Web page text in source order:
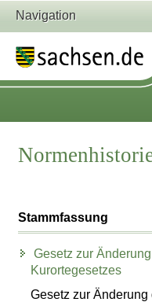
Navigation
Stammfassung
Gesetz zur
Kurortegesetzes
Gesetz zur